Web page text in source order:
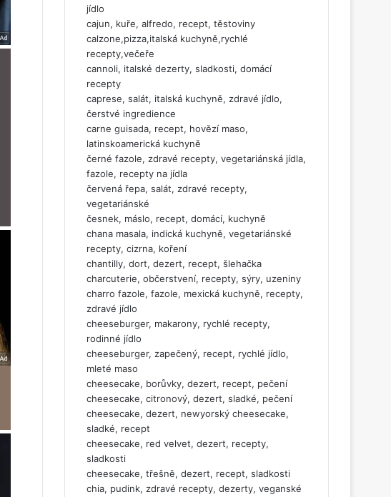
jídlo
cajun, kuře, alfredo, recept, těstoviny
calzone,pizza,italská kuchyně,rychlé
recepty,večeře
cannoli, italské dezerty, sladkosti, domácí
recepty
caprese, salát, italská kuchyně, zdravé jídlo,
čerstvé ingredience
carne guisada, recept, hovězí maso,
latinskoamerická kuchyně
černé fazole, zdravé recepty, vegetariánská jídla,
fazole, recepty na jídla
červená řepa, salát, zdravé recepty,
vegetariánské
česnek, máslo, recept, domácí, kuchyně
chana masala, indická kuchyně, vegetariánské
recepty, cizrna, koření
chantilly, dort, dezert, recept, šlehačka
charcuterie, občerstvení, recepty, sýry, uzeniny
charro fazole, fazole, mexická kuchyně, recepty,
zdravé jídlo
cheeseburger, makarony, rychlé recepty,
rodinné jídlo
cheeseburger, zapečený, recept, rychlé jídlo,
mleté maso
cheesecake, borůvky, dezert, recept, pečení
cheesecake, citronový, dezert, sladké, pečení
cheesecake, dezert, newyorský cheesecake,
sladké, recept
cheesecake, red velvet, dezert, recepty,
sladkosti
cheesecake, třešně, dezert, recept, sladkosti
chia, pudink, zdravé recepty, dezerty, veganské